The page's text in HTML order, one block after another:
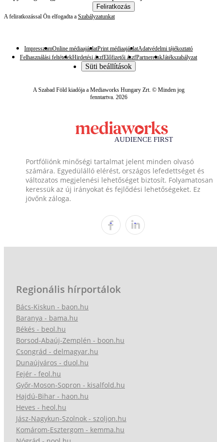
Feliratkozás
A feliratkozással Ön elfogadta a Szabályzatunkat
ImpresszumOnline médiaajánlatPrint médiaajánlatAdatvédelmi tájékoztató
Felhasználási feltételekHirdetési ászfElőfizetői ászfPartnereinkJátékszabályzat
Süti beállítások
A Szabad Föld kiadója a Mediaworks Hungary Zrt. © Minden jog
fenntartva. 2026
Portfóliónk minőségi tartalmat jelent minden olvasó
számára. Egyedülálló elérést, országos lefedettséget és
változatos megjelenési lehetőséget biztosít. Folyamatosan
keressük az új irányokat és fejlődési lehetőségeket. Ez
jövőnk záloga.
Regionális hírportálok
Bács-Kiskun - baon.hu
Baranya - bama.hu
Békés - beol.hu
Borsod-Abaúj-Zemplén - boon.hu
Csongrád - delmagyar.hu
Dunaújváros - duol.hu
Fejér - feol.hu
Győr-Moson-Sopron - kisalfold.hu
Hajdú-Bihar - haon.hu
Heves - heol.hu
Jász-Nagykun-Szolnok - szoljon.hu
Komárom-Esztergom - kemma.hu